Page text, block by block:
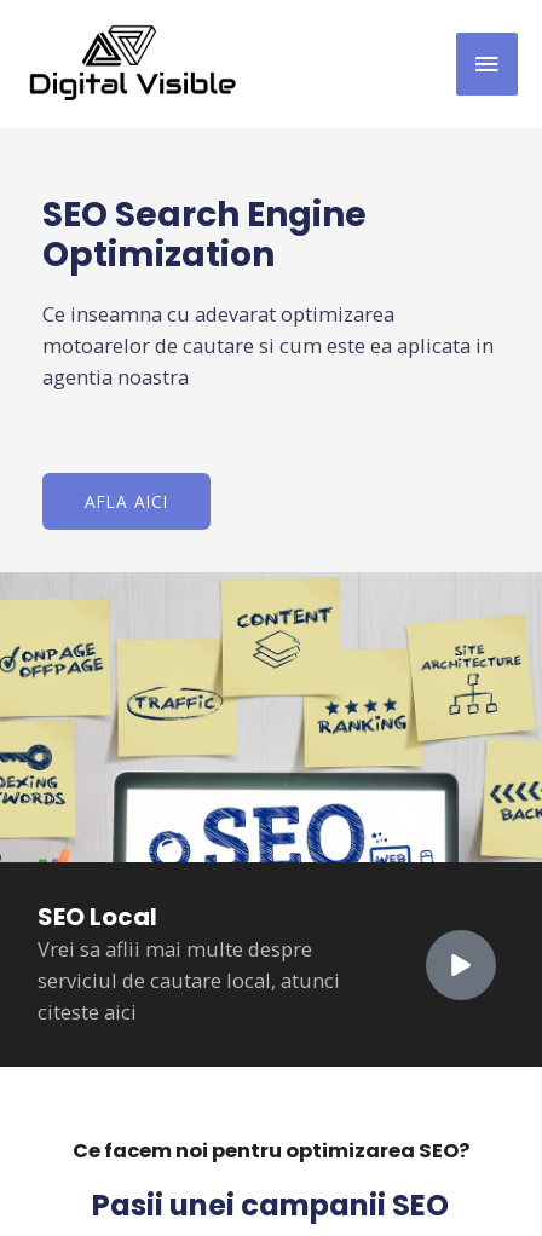
SEO Search Engine
Optimization
Ce inseamna cu adevarat optimizarea
motoarelor de cautare si cum este ea aplicata in
agentia noastra
AFLA AICI
SEO Local
Vrei sa aflii mai multe despre
serviciul de cautare local, atunci
citeste aici
Ce facem noi pentru optimizarea SEO?
Pasii unei campanii SEO